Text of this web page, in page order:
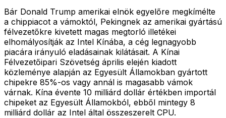
Bár Donald Trump amerikai elnök egyelőre megkímélte
a chippiacot a vámoktól, Pekingnek az amerikai gyártású
félvezetőkre kivetett magas megtorló illetékei
elhomályosítják az Intel Kínába, a cég legnagyobb
piacára irányuló eladásainak kilátásait. A Kínai
Félvezetőipari Szövetség április elején kiadott
közleménye alapján az Egyesült Államokban gyártott
chipekre 85%-os vagy annál is magasabb vámok
várnak. Kína évente 10 milliárd dollár értékben importál
chipeket az Egyesült Államokból, ebből mintegy 8
milliárd dollár az Intel által összeszerelt CPU.